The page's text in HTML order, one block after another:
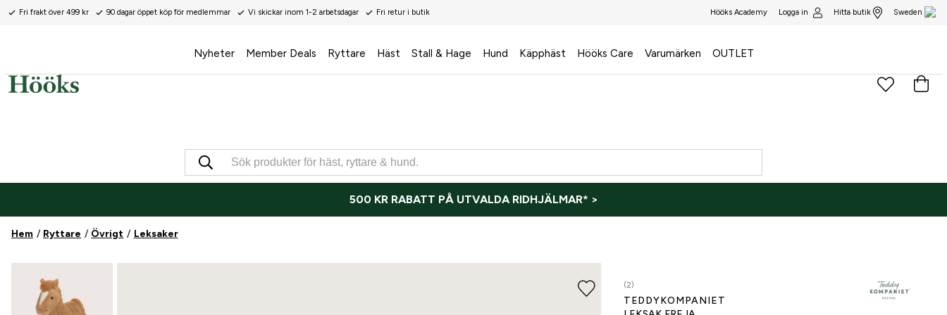
Fri frakt över 499 kr 90 dagar öppet köp för medlemmar Vi skickar inom 1-2 arbetsdagar Fri retur i butik Hööks Academy Logga in Hitta butik Sweden
Nyheter Member Deals Ryttare Häst Stall & Hage Hund Käpphäst Hööks Care Varumärken OUTLET
500 KR RABATT PÅ UTVALDA RIDHJÄLMAR* >
Hem Ryttare Övrigt Leksaker
(2)
TEDDYKOMPANIET